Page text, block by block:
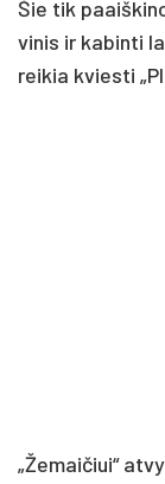
Šie tik
vinis ir kabinti
reikia kviesti
„Žemaičiui“